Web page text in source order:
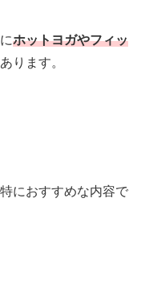
ホットヨガやフィッ
ります。
におすすめな内容で